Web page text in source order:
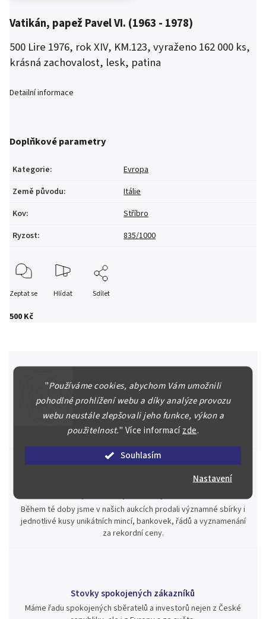
"Používáme cookies, abychom Vám umožnili
pohodlné prohlížení webu a díky analýze provozu
webu neustále zlepšovali jeho funkce, výkon a
použitelnost." Více informacízde.
Souhlasím
Nastavení
500 Kč
Vatikán, papež Pavel VI. (1963 - 1978)
500 Lire 1976, rok XIV, KM.123, vyraženo 162 000 ks,
krásná zachovalost, lesk, patina
Detailní informace
Doplňkové parametry
Kategorie:
Evropa
Země původu:
Itálie
Kov:
Stříbro
Ryzost: 835/1000
Zeptat se Hlídat Sdílet
Špičkové služby za nejlepší ceny
Náš kolektiv specialistů a znalců se Vám bude plně věnovat.
Posoudíme kvalitu a pravost Vašeho materiálu, prodáme v naší
aukci nebo Vám poradíme kam investovat.
Během té doby jsme v našich aukcích prodali významné sbírky i
jednotlivé kusy unikátních mincí, bankovek, řádů a vyznamenání
za rekordní ceny.
Stovky spokojených zákazníků
Máme řadu spokojených sběratelů a investorů nejen z České